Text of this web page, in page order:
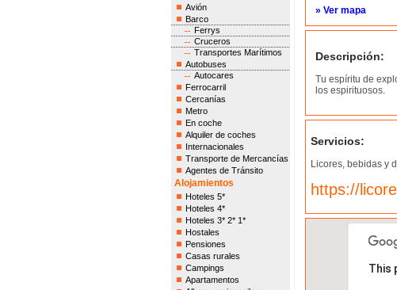
Avión
Barco
Ferrys
Cruceros
Transportes Marítimos
Autobuses
Autocares
Ferrocarril
Cercanías
Metro
En coche
Alquiler de coches
Internacionales
Transporte de Mercancías
Agentes de Tránsito
Alojamientos
Hoteles 5*
Hoteles 4*
Hoteles 3* 2* 1*
Hostales
Pensiones
Casas rurales
Campings
Apartamentos
» Ver mapa
Descripción:
Tu espíritu de
los espirituosos.
Servicios:
Licores, bebidas y
https://